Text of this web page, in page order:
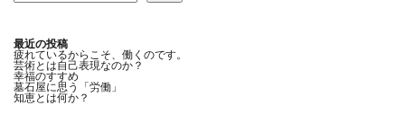
最近の投稿
疲れているからこそ、働くのです。
芸術とは自己表現なのか？
幸福のすすめ
墓石屋に思う「労働」
知恵とは何か？